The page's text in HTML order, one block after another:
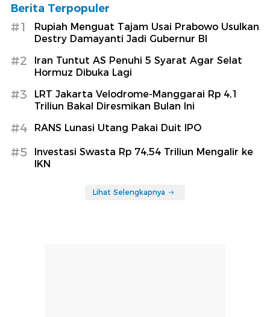
Berita Terpopuler
#1
Rupiah Menguat Tajam Usai Prabowo Usulkan
Destry Damayanti Jadi Gubernur BI
#2
Iran Tuntut AS Penuhi 5 Syarat Agar Selat
Hormuz Dibuka Lagi
#3
LRT Jakarta Velodrome-Manggarai Rp 4,1
Triliun Bakal Diresmikan Bulan Ini
#4 RANS Lunasi Utang Pakai Duit IPO
#5
Investasi Swasta Rp 74,54 Triliun Mengalir ke
IKN
Lihat Selengkapnya